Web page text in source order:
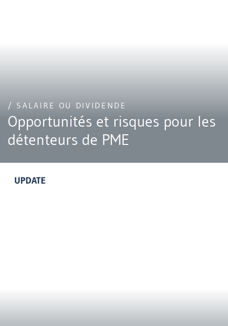
/ SALAIRE OU DIVIDENDE
Opportunités et risques pour les
détenteurs de PME
UPDATE